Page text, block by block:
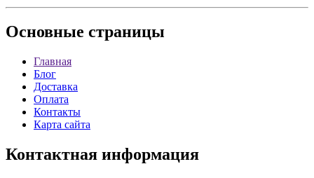
Основные страницы
Главная
Блог
Доставка
Оплата
Контакты
Карта сайта
Контактная информация